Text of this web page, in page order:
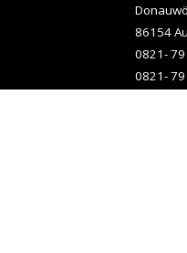
86154
0821-
0821-